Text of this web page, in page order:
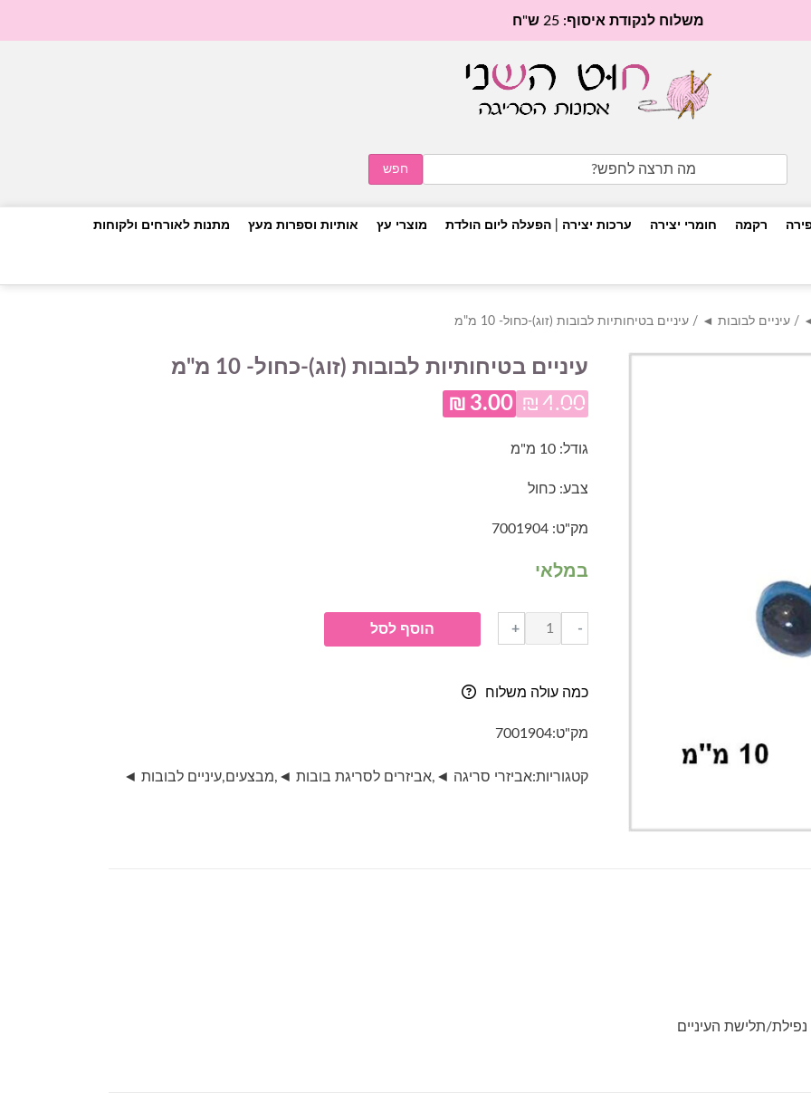
משלוח לנקודת איסוף: 25 ש"ח
for:
רקמה חומרי יצירה ערכות יצירה | הפעלה ליום הולדת מוצרי עץ אותיות וספרות מעץ מתנות לאורחים ולקוחות
/ עיניים לבובות ◄ / עיניים בטיחותיות לבובות (זוג)-כחול- 10 מ"מ
עיניים בטיחותיות לבובות (זוג)-כחול- 10 מ"מ
₪ 4.00
המחיר
₪ 3.00
גודל: 10 מ"מ
צבע: כחול
מק"ט: 7001904
במלאי
-
כמות
של
בטיחותיות
(זוג)-
10
+ הוסף לסל
כמה עולה משלוח
מק"ט:7001904
קטגוריות:אביזרי סריגה ◄ ,אביזרים לסריגת בובות ◄ ,מבצעים,עיניים לבובות ◄
תלישת העיניים